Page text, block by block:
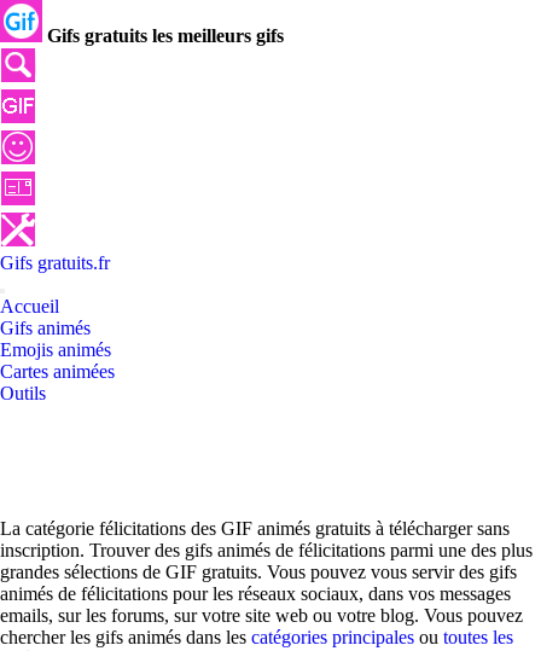
Gifs gratuits les meilleurs gifs
Gifs gratuits.fr
Accueil
Gifs animés
Emojis animés
Cartes animées
Outils
La catégorie félicitations des GIF animés gratuits à télécharger sans
inscription. Trouver des gifs animés de félicitations parmi une des plus
grandes sélections de GIF gratuits. Vous pouvez vous servir des gifs
animés de félicitations pour les réseaux sociaux, dans vos messages
emails, sur les forums, sur votre site web ou votre blog. Vous pouvez
chercher les gifs animés dans les catégories principales ou toutes les